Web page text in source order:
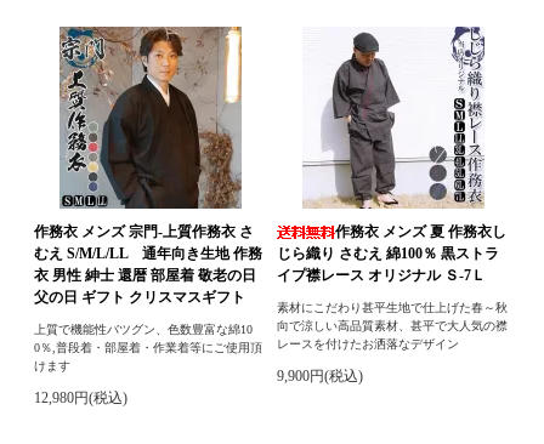
作務衣 メンズ 宗門-上質作務衣 さ
むえ S/M/L/LL 通年向き生地 作務
衣 男性 紳士 還暦 部屋着 敬老の日
父の日 ギフト クリスマスギフト
上質で機能性バツグン、色数豊富な綿10
0％,普段着・部屋着・作業着等にご使用頂
けます
12,980円(税込)
作務衣 メンズ 夏 作務衣し
じら織り さむえ 綿100％ 黒ストラ
イプ襟レース オリジナル Ｓ-7Ｌ
素材にこだわり甚平生地で仕上げた春～秋
向で涼しい高品質素材、甚平で大人気の襟
レースを付けたお洒落なデザイン
9,900円(税込)